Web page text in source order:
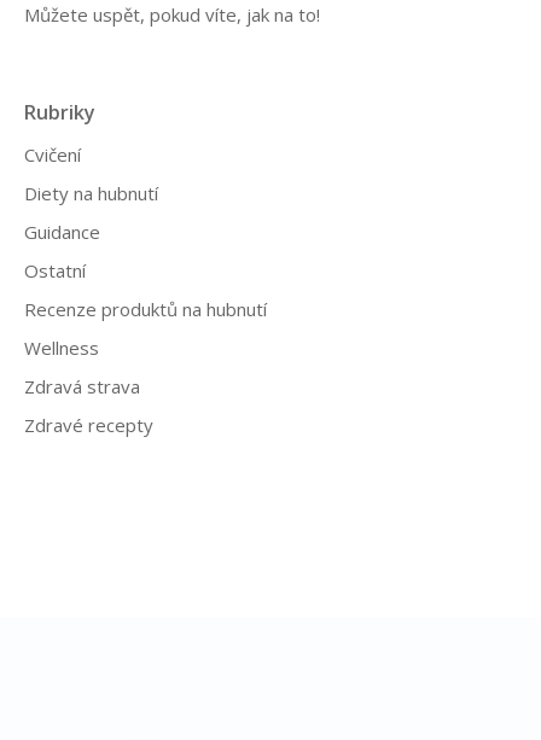
Můžete uspět, pokud víte, jak na to!
Rubriky
Cvičení
Diety na hubnutí
Guidance
Ostatní
Recenze produktů na hubnutí
Wellness
Zdravá strava
Zdravé recepty